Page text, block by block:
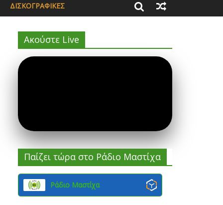
ΔΙΣΚΟΓΡΑΦΙΚΈΣ
Ακούστε Live
Παίζει τώρα στο Ράδιο Μαστίχα
Ράδιο Μαστίχα